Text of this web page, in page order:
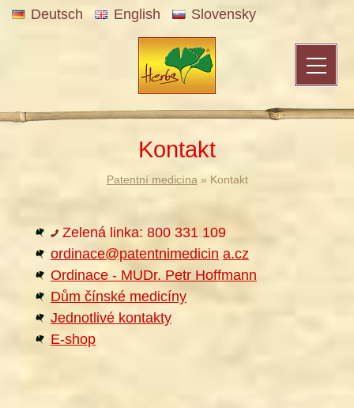
Deutsch English Slovensky
Kontakt
Patentní medicína » Kontakt
Zelená linka: 800 331 109
ordinace@patentnimedicin a.cz
Ordinace - MUDr. Petr Hoffmann
Dům čínské medicíny
Jednotlivé kontakty
E-shop